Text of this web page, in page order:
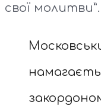
свої молитви”.